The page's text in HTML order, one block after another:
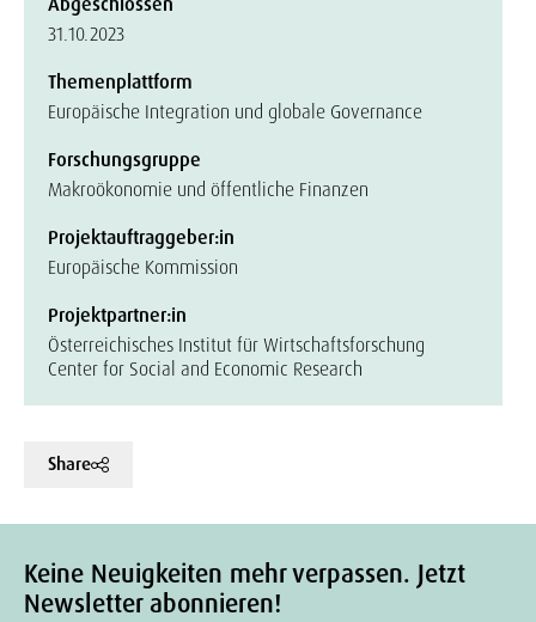
31.10.2023
Themenplattform
Europäische Integration und globale Governance
Forschungsgruppe
Makroökonomie und öffentliche Finanzen
Projektauftraggeber:in
Europäische Kommission
Projektpartner:in
Österreichisches Institut für Wirtschaftsforschung
Center for Social and Economic Research
Share
Keine Neuigkeiten mehr verpassen. Jetzt
Newsletter abonnieren!